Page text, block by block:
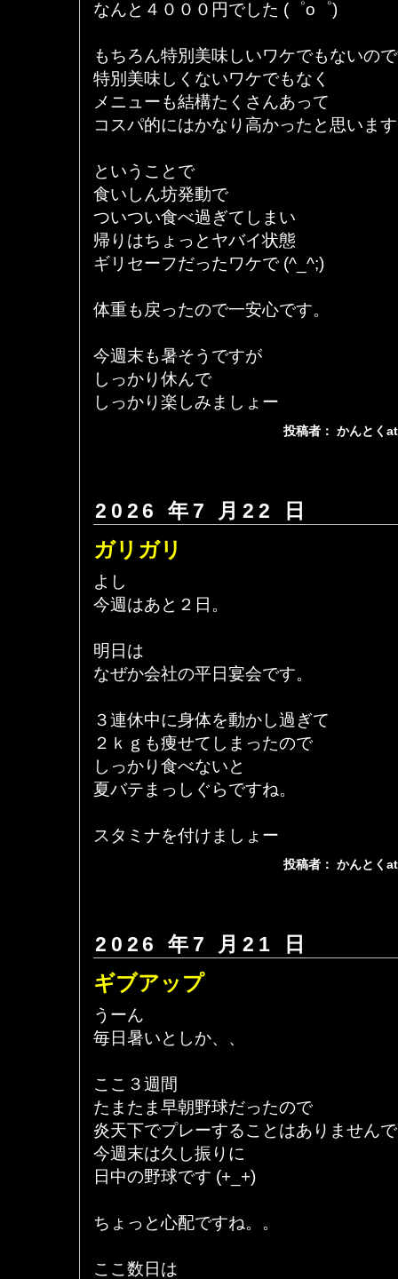
なんと４０００円でした (゜o゜)
もちろん特別美味しいワケでもないの
特別美味しくないワケでもなく
メニューも結構たくさんあって
コスパ的にはかなり高かったと思いま
ということで
食いしん坊発動で
ついつい食べ過ぎてしまい
帰りはちょっとヤバイ状態
ギリセーフだったワケで (^_^;)
体重も戻ったので一安心です。
今週末も暑そうですが
しっかり休んで
しっかり楽しみましょー
投稿者： かんとく
2026 年7 月22 日
ガリガリ
よし
今週はあと２日。
明日は
なぜか会社の平日宴会です。
３連休中に身体を動かし過ぎて
２ｋｇも痩せてしまったので
しっかり食べないと
夏バテまっしぐらですね。
スタミナを付けましょー
投稿者： かんとく
2026 年7 月21 日
ギブアップ
うーん
毎日暑いとしか、、
ここ３週間
たまたま早朝野球だったので
炎天下でプレーすることはありません
今週末は久し振りに
日中の野球です (+_+)
ちょっと心配ですね。。
ここ数日は